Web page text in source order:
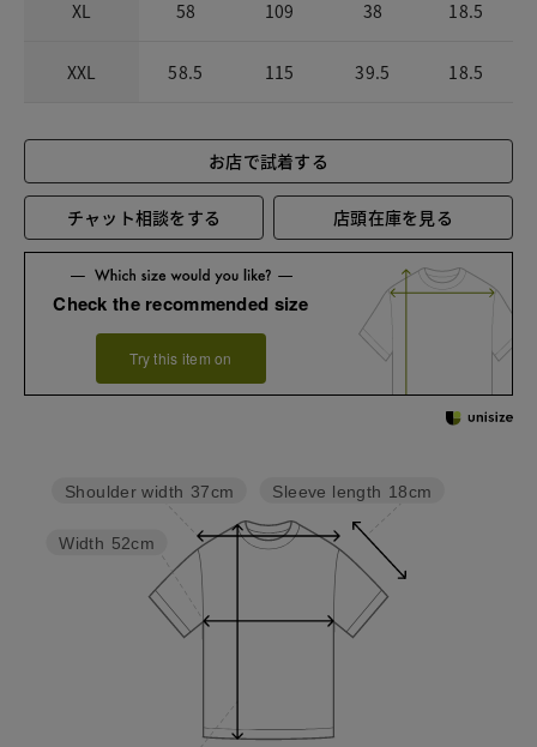
XL 58 109 38 18.5
XXL 58.5 115 39.5 18.5
お店で試着する
チャット相談をする 店頭在庫を見る
Check the recommended size
Try this item on
Sleeve length 18cm
Width 52cm
Shoulder width 37cm